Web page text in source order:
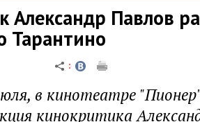
Александр Павлов
Тарантино
в кинотеатре
кинокритика